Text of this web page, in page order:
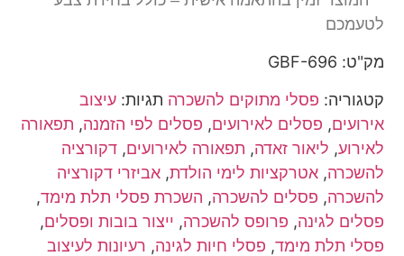
לטעמכם
מק"ט: GBF-696
קטגוריה: פסלי מתוקים להשכרה תגיות: עיצוב
אירועים, פסלים לאירועים, פסלים לפי הזמנה, תפאורה
לאירוע, ליאור זאדה, תפאורה לאירועים,דקורציה
להשכרה,אטרקציות לימי הולדת,אביזרי דקורציה
להשכרה, פסלים להשכרה, השכרת פסלי תלת מימד,
פסלים לגינה, פרופס להשכרה, ייצור בובות ופסלים,
פסלי תלת מימד, פסלי חיות לגינה, רעיונות לעיצוב